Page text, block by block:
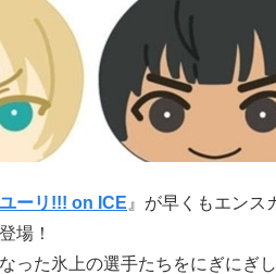
ユーリ!!! on ICE 』が早くもエンス
場！
った氷上の選手たちをにぎにぎし